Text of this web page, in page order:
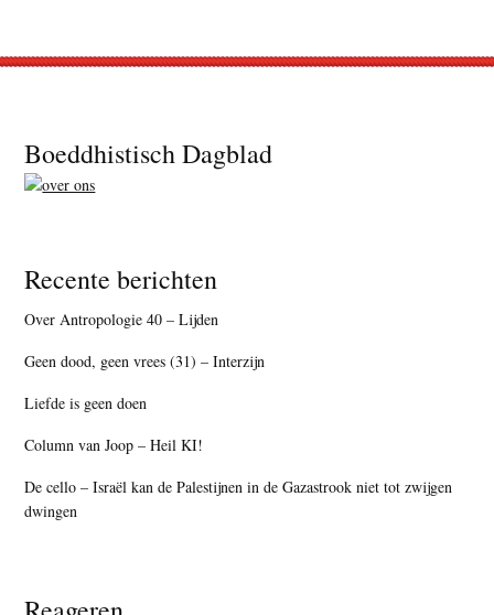
Footer
Boeddhistisch Dagblad
Recente berichten
Over Antropologie 40 – Lijden
Geen dood, geen vrees (31) – Interzijn
Liefde is geen doen
Column van Joop – Heil KI!
De cello – Israël kan de Palestijnen in de Gazastrook niet tot zwijgen
dwingen